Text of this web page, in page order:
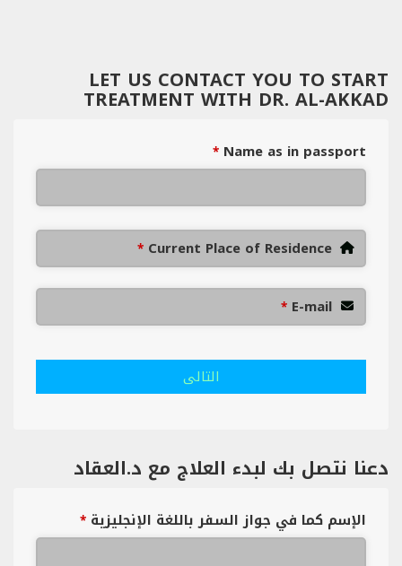
LET US CONTACT YOU TO START
TREATMENT WITH DR. AL-AKKAD
Name as in passport
*
Current Place of Residence
*
E-mail
*
التالى
دعنا نتصل بك لبدء العلاج مع د.العقاد
الإسم كما في جواز السفر باللغة الإنجليزية *